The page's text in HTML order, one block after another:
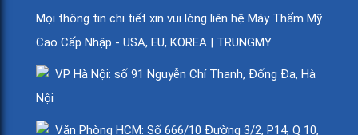
Mọi thông tin chi tiết xin vui lòng liên hệ Máy Thẩm Mỹ
Cao Cấp Nhập - USA, EU, KOREA | TRUNGMY
VP Hà Nội: số 91 Nguyễn Chí Thanh, Đống Đa, Hà
Nội
Văn Phòng HCM: Số 666/10 Đường 3/2, P14, Q 10,